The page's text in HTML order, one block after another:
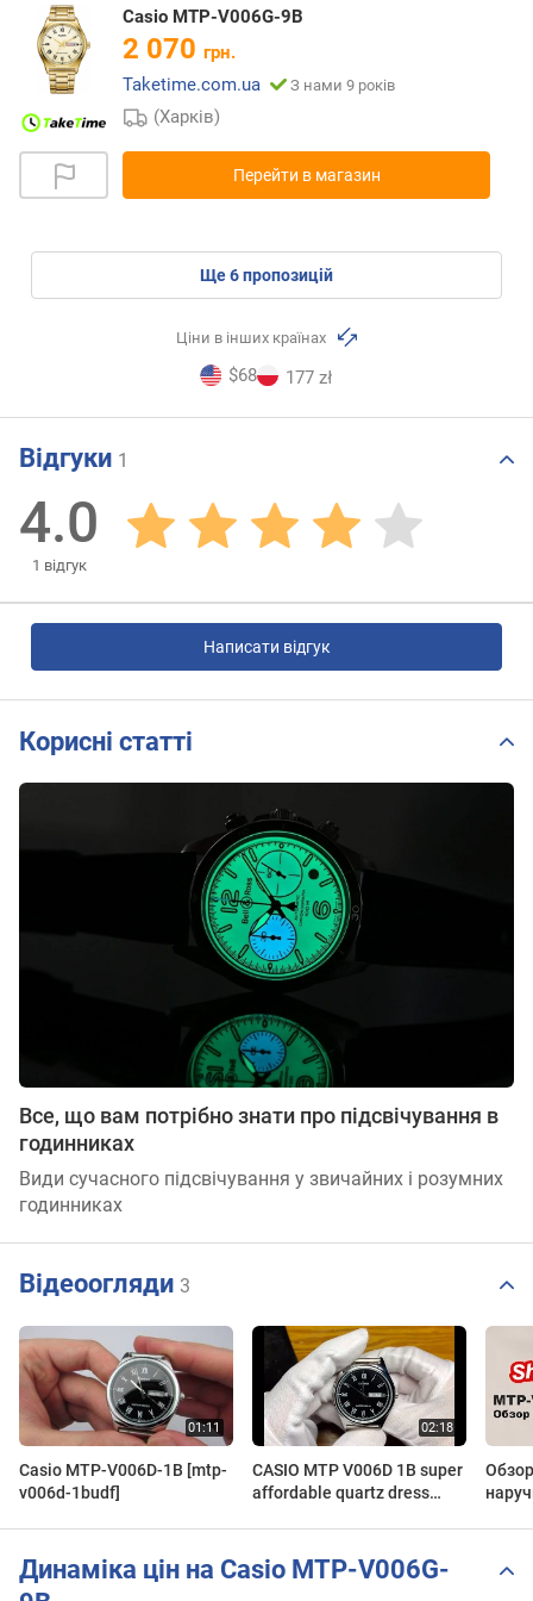
Casio MTP-V006G-9B
2 070 грн.
Taketime.com.ua
З нами 9 років
(Харків)
Перейти в магазин
ще6пропозицій
Ціни в інших країнах
$68 177 zł
Відгуки 1
4.0
1 відгук
Написати відгук
Корисні статті
Все, що вам потрібно знати про підсвічування в
годинниках
Види сучасного підсвічування у звичайних і розумних
годинниках
Відеоогляди 3
Casio MTP-V006D-1B [mtp-
v006d-1budf]
CASIO MTP V006D 1B super
affordable quartz dress
Динаміка цін на Casio MTP-V006G-